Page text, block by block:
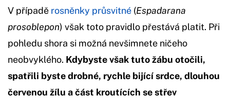
V případě rosněnky průsvitné (Espadarana
prosoblepon) však toto pravidlo přestává platit. Při
pohledu shora si možná nevšimnete ničeho
neobvyklého. Kdybyste však tuto žábu otočili,
spatřili byste drobné, rychle bijící srdce, dlouhou
červenou žílu a část kroutících se střev